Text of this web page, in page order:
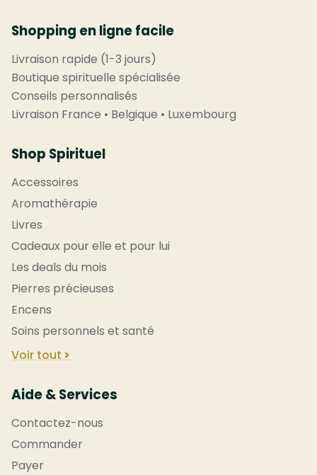
Shopping en ligne facile
Livraison rapide (1-3 jours)
Boutique spirituelle spécialisée
Conseils personnalisés
Livraison France • Belgique • Luxembourg
Shop Spirituel
Accessoires
Aromathérapie
Livres
Cadeaux pour elle et pour lui
Les deals du mois
Pierres précieuses
Encens
Soins personnels et santé
Voir tout
Aide & Services
Contactez-nous
Commander
Payer